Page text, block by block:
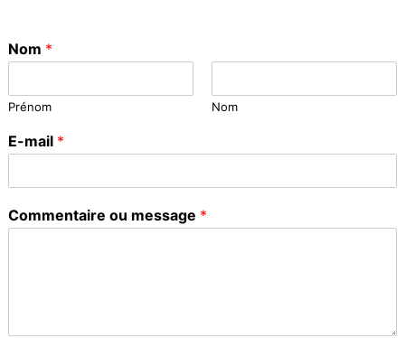
Nom *
Prénom Nom
E-mail *
Commentaire ou message *